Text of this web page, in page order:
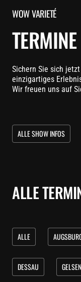
WOW VARIETÉ
Sichern Sie sich
einzigartiges
Wir freuen uns auf
ALLE SHOW INFOS
ALLE
ALLE
DESSAU